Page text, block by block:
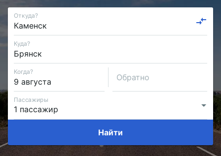
Откуда?
Куда?
Когда?
Обратно
Пассажиры
Найти